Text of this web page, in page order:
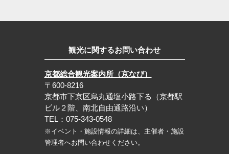
観光に関するお問い合わせ
京都総合観光案内所（京なび）
〒600-8216
京都市下京区烏丸通塩小路下る（京都駅
ビル２階、南北自由通路沿い）
TEL：075-343-0548
※イベント・施設情報の詳細は、主催者・施設
管理者へお問い合わせください。